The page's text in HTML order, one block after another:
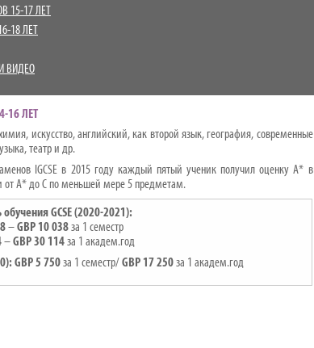
15-17 ЛЕТ
18 ЛЕТ
И ВИДЕО
16 ЛЕТ
искусство, английский, как второй язык, география, современные
театр и др.
IGCSE в 2015 году каждый пятый ученик получил оценку А* в
от А* до С по меньшей мере 5 предметам.
обученияGCSE(2020-2021):
–GBP10038за 1 семестр
–GBP 30 114за 1 академ.год
GBP 5 750за 1 семестр/ GBP 17 250за 1 академ.год